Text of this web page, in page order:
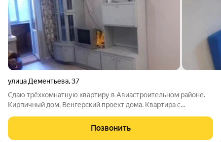
улица Дементьева,37
Сдаю трёхкомнатную квартиру в Авиастроительном районе.
Кирпичный дом. Венгерский проект дома. Квартира с
рассморит всех порядочных, можно парней, рабочих,
инженеров. В цену включены коммунальные
Позвонить